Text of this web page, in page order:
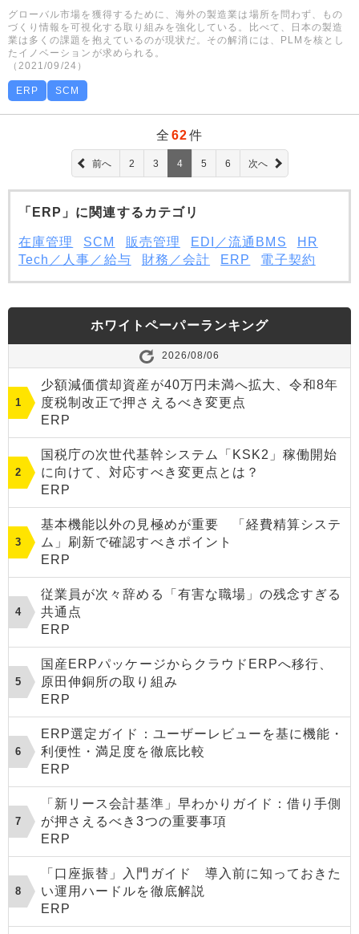
グローバル市場を獲得するために、海外の製造業は場所を問わず、もの
づくり情報を可視化する取り組みを強化している。比べて、日本の製造
業は多くの課題を抱えているのが現状だ。その解消には、PLMを核とし
たイノベーションが求められる。
（2021/09/24）
ERP SCM
全 62件
前へ 2 3 4 5 6 次へ
「ERP」に関連するカテゴリ
在庫管理 SCM 販売管理 EDI／流通BMS
HR
Tech／人事／給与
財務／会計 ERP 電子契約
ホワイトペーパーランキング
2026/08/06
少額減価償却資産が40万円未満へ拡大、令和8年
度税制改正で押さえるべき変更点
ERP
国税庁の次世代基幹システム「KSK2」稼働開始
に向けて、対応すべき変更点とは？
ERP
基本機能以外の見極めが重要 「経費精算システ
ム」刷新で確認すべきポイント
ERP
従業員が次々辞める「有害な職場」の残念すぎる
共通点
ERP
国産ERPパッケージからクラウドERPへ移行、
原田伸銅所の取り組み
ERP
ERP選定ガイド：ユーザーレビューを基に機能・
利便性・満足度を徹底比較
ERP
「新リース会計基準」早わかりガイド：借り手側
が押さえるべき3つの重要事項
ERP
「口座振替」入門ガイド 導入前に知っておきた
い運用ハードルを徹底解説
ERP